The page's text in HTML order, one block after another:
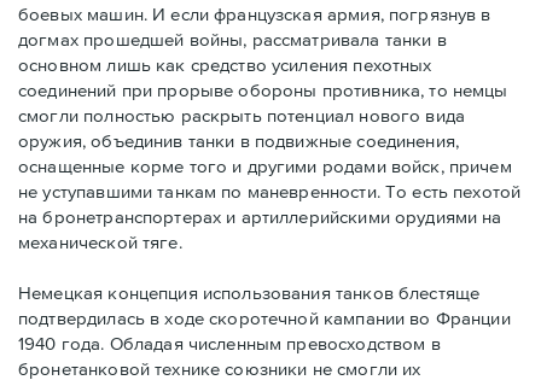
боевых машин. И если французская армия, погрязнув в
догмах прошедшей войны, рассматривала танки в
основном лишь как средство усиления пехотных
соединений при прорыве обороны противника, то немцы
смогли полностью раскрыть потенциал нового вида
оружия, объединив танки в подвижные соединения,
оснащенные корме того и другими родами войск, причем
не уступавшими танкам по маневренности. То есть пехотой
на бронетранспортерах и артиллерийскими орудиями на
механической тяге.
Немецкая концепция использования танков блестяще
подтвердилась в ходе скоротечной кампании во Франции
1940 года. Обладая численным превосходством в
бронетанковой технике союзники не смогли их